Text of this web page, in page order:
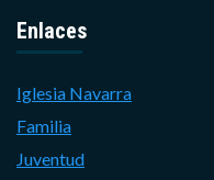
Enlaces
Iglesia Navarra
Familia
Juventud